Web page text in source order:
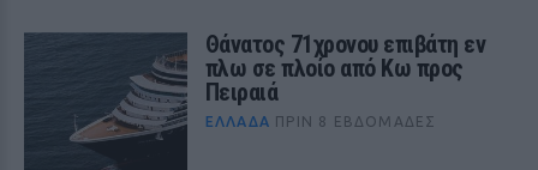
Θάνατος 71χρονου επιβάτη εν
πλω σε πλοίο από Κω προς
Πειραιά
ΕΛΛΆΔΑ ΠΡΙΝ 8 ΕΒΔΟΜΆΔΕΣ